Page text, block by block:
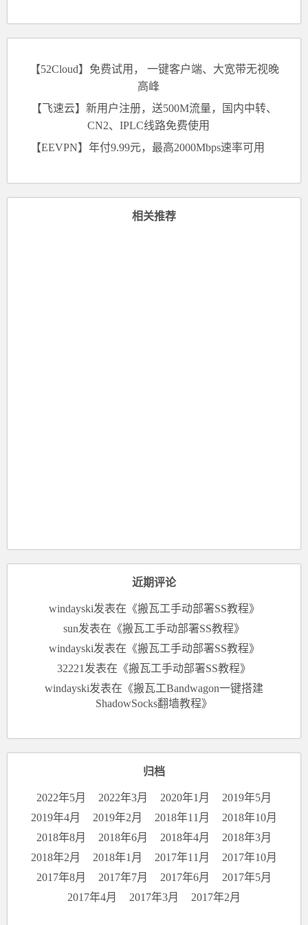
【52Cloud】免费试用， 一键客户端、大宽带无视晚
高峰
【飞速云】新用户注册，送500M流量，国内中转、
CN2、IPLC线路免费使用
【EEVPN】年付9.99元，最高2000Mbps速率可用
相关推荐
近期评论
windayski发表在《搬瓦工手动部署SS教程》
sun发表在《搬瓦工手动部署SS教程》
windayski发表在《搬瓦工手动部署SS教程》
32221 发表在《搬瓦工手动部署SS教程》
windayski发表在《搬瓦工Bandwagon一键搭建
ShadowSocks翻墙教程》
归档
2022年5月 2022年3月 2020年1月
2019年5月
2019年4月
2019年2月 2018年11月
2018年10月
2018年8月
2018年6月 2018年4月
2018年3月
2018年2月
2018年1月 2017年11月
2017年10月
2017年8月
2017年7月 2017年6月
2017年5月
2017年4月
2017年3月 2017年2月